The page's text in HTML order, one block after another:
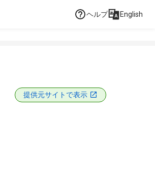
ヘルプ English
提供元サイトで表示